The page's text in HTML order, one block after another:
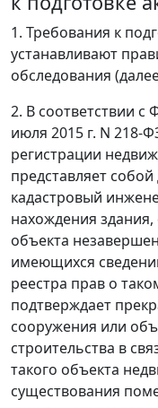
1. Требования к
устанавливают
обследования
2. В соответствии
июля 2015 г. N 218-
регистрации
представляет
кадастровый
нахождения
объекта
имеющихся
реестра прав о
подтверждает
сооружения или
строительства в
такого объекта
существования